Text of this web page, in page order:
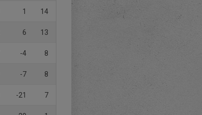
1 14
6 13
-4 8
-7 8
-21 7